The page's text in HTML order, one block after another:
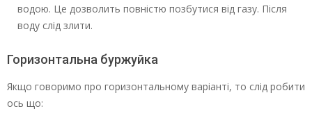
водою. Це дозволить повністю позбутися від газу. Після
воду слід злити.
Горизонтальна буржуйка
Якщо говоримо про горизонтальному варіанті, то слід робити
ось що: